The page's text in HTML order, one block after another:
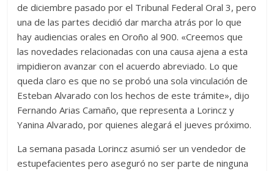
de diciembre pasado por el Tribunal Federal Oral 3, pero
una de las partes decidió dar marcha atrás por lo que
hay audiencias orales en Oroño al 900. «Creemos que
las novedades relacionadas con una causa ajena a esta
impidieron avanzar con el acuerdo abreviado. Lo que
queda claro es que no se probó una sola vinculación de
Esteban Alvarado con los hechos de este trámite», dijo
Fernando Arias Camaño, que representa a Lorincz y
Yanina Alvarado, por quienes alegará el jueves próximo.
La semana pasada Lorincz asumió ser un vendedor de
estupefacientes pero aseguró no ser parte de ninguna